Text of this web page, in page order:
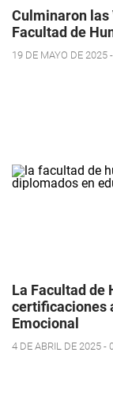
Culminaron las
Facultad de
19 DE MAYO DE 2025
La Facultad de
certificaciones
Emocional
4 DE ABRIL DE 2025 -